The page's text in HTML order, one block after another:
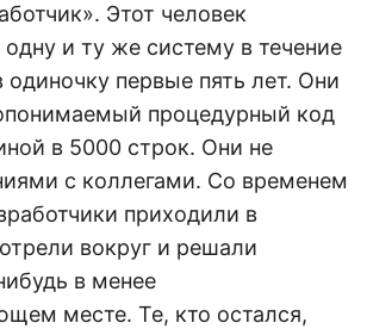
Этот человек
и ту же систему в течение
одиночку первые пять лет. Они
процедурный код
в 5000 строк. Они не
с коллегами. Со временем
приходили в
вокруг и решали
в менее
месте. Те, кто остался,